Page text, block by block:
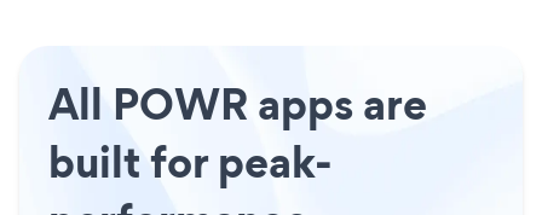
All POWR apps are
built for peak-